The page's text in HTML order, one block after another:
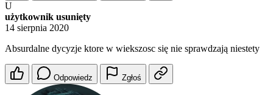
U
użytkownik usunięty
14 sierpnia 2020
Absurdalne dycyzje ktore w wiekszosc się nie sprawdzają niestety
Odpowiedz Zgłoś